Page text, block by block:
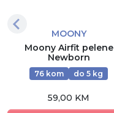
MOONY
Moony Airfit pelene
Newborn
76 kom do 5 kg
59,00 KM